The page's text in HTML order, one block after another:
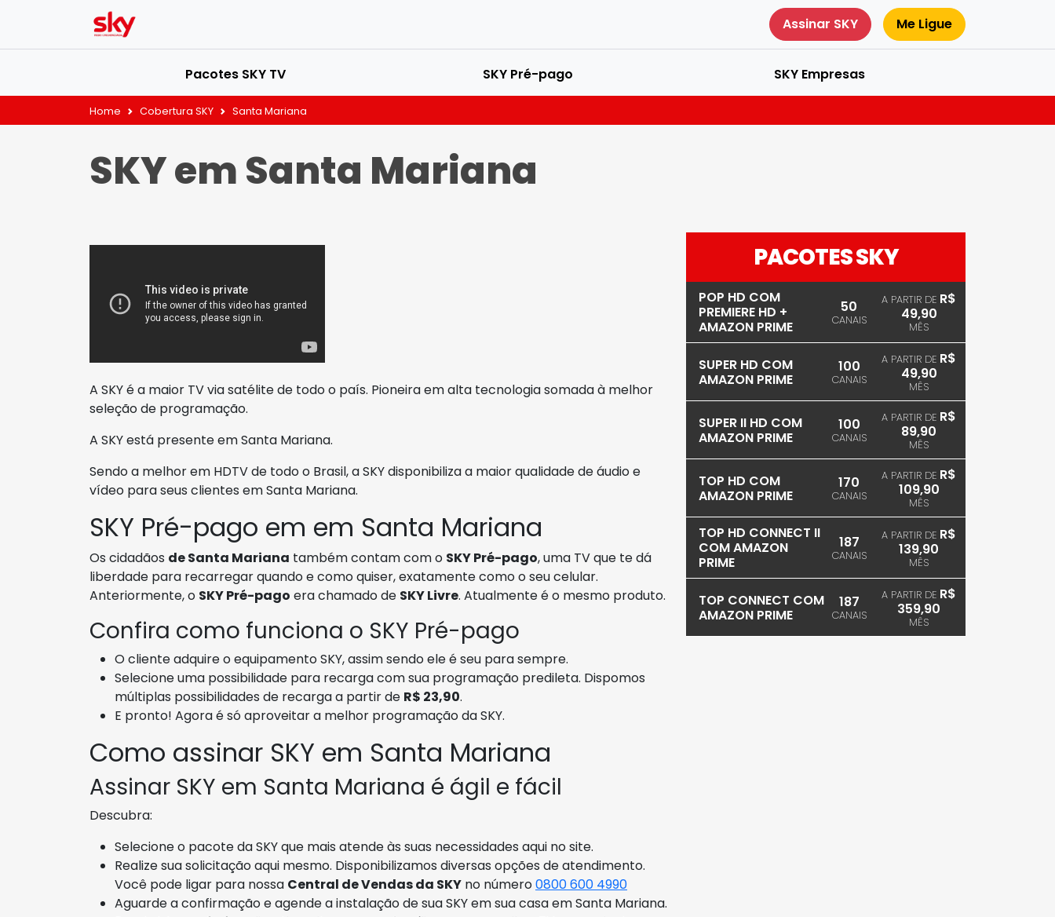
Assinar SKY Me Ligue
Pacotes SKY TV SKY Pré-pago SKY Empresas
Home Cobertura SKY Santa Mariana
SKY em Santa Mariana
A SKY é a maior TV via satélite de todo o país. Pioneira em alta tecnologia somada à melhor
seleção de programação.
A SKY está presente em Santa Mariana.
Sendo a melhor em HDTV de todo o Brasil, a SKY disponibiliza a maior qualidade de áudio e
vídeo para seus clientes em Santa Mariana.
SKY Pré-pago em em Santa Mariana
Os cidadãos de Santa Mariana também contam com o SKY Pré-pago, uma TV que te dá
liberdade para recarregar quando e como quiser, exatamente como o seu celular.
Anteriormente, o SKY Pré-pago era chamado de SKY Livre. Atualmente é o mesmo produto.
Confira como funciona o SKY Pré-pago
O cliente adquire o equipamento SKY, assim sendo ele é seu para sempre.
Selecione uma possibilidade para recarga com sua programação predileta. Dispomos
múltiplas possibilidades de recarga a partir de R$ 23,90.
E pronto! Agora é só aproveitar a melhor programação da SKY.
Como assinar SKY em Santa Mariana
Assinar SKY em Santa Mariana é ágil e fácil
Descubra:
Selecione o pacote da SKY que mais atende às suas necessidades aqui no site.
Realize sua solicitação aqui mesmo. Disponibilizamos diversas opções de atendimento.
Você pode ligar para nossa Central de Vendas da SKY no número0800 600 4990
Aguarde a confirmação e agende a instalação de sua SKY em sua casa em Santa Mariana.
PACOTES SKY
POP HD COM
PREMIERE HD +
AMAZON PRIME
50
CANAIS
A PARTIR DE R$
49,90
MÊS
SUPER HD COM
AMAZON PRIME
100
CANAIS
A PARTIR DE R$
49,90
MÊS
SUPER II HD COM
AMAZON PRIME
100
CANAIS
A PARTIR DE R$
89,90
MÊS
TOP HD COM
AMAZON PRIME
170
CANAIS
A PARTIR DE R$
109,90
MÊS
TOP HD CONNECT II
COM AMAZON
PRIME
187
CANAIS
A PARTIR DE R$
139,90
MÊS
TOP CONNECT COM
AMAZON PRIME
187
CANAIS
A PARTIR DE R$
359,90
MÊS